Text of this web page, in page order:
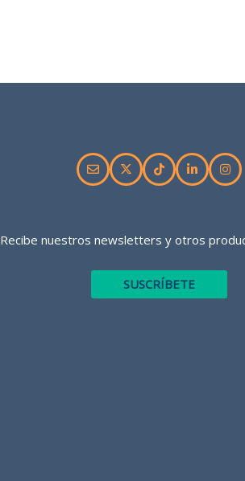
Recibe nuestros newsletters y otros
SUSCRÍBETE